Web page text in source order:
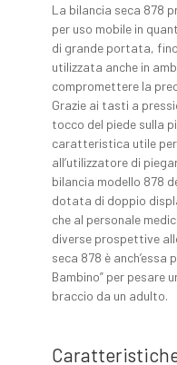
La bilancia seca 878
per uso mobile in
di grande portata,
utilizzata anche in
compromettere la
Grazie ai tasti a
tocco del piede sulla
caratteristica utile
all’utilizzatore di
bilancia modello 878
dotata di doppio
che al personale
diverse prospettive
seca 878 è anch’essa
Bambino” per pesare
braccio da un adulto.